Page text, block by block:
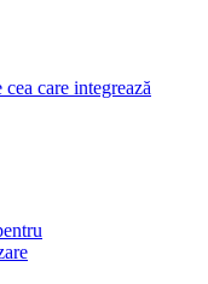
care integrează